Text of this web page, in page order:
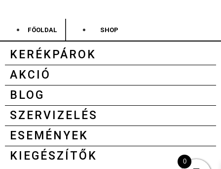
0
FŐOLDAL SHOP
KERÉKPÁROK
AKCIÓ
BLOG
SZERVIZELÉS
ESEMÉNYEK
KIEGÉSZÍTŐK